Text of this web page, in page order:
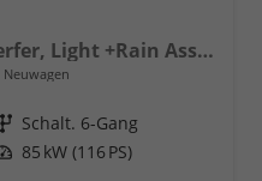
Extra Plus LED Scheinwerfer, Light +Rain Assist, Front + Lane 8" Entertainment, ESP mit ABS, MSR, ASR, EDS, HBA, DSR, RBS, MKB,Climatronic, Parksensoren, Sitzhzg., 17" ALU uvm.
Neuwagen
Getriebe Schalt. 6-Gang
Leistung 85 kW (116 PS)